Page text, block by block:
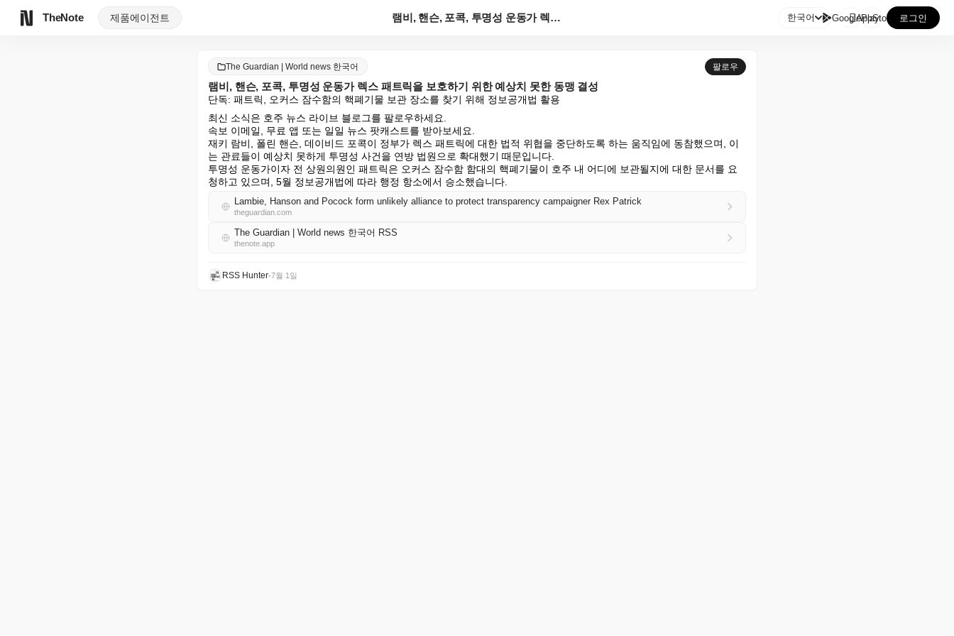
TheNote 제품에이전트 램비, 핸슨, 포콕, 투명성 운동가 렉스 패트릭을 보호... 한국어 GooglePlay
AppStore 로그인
The Guardian | World news 한국어 팔로우
램비, 핸슨, 포콕, 투명성 운동가 렉스 패트릭을 보호하기 위한 예상치 못한 동맹 결성
단독: 패트릭, 오커스 잠수함의 핵폐기물 보관 장소를 찾기 위해 정보공개법 활용
최신 소식은 호주 뉴스 라이브 블로그를 팔로우하세요.
속보 이메일, 무료 앱 또는 일일 뉴스 팟캐스트를 받아보세요.
재키 람비, 폴린 핸슨, 데이비드 포콕이 정부가 렉스 패트릭에 대한 법적 위협을 중단하도록 하는 움직임에 동참했으며, 이
는 관료들이 예상치 못하게 투명성 사건을 연방 법원으로 확대했기 때문입니다.
투명성 운동가이자 전 상원의원인 패트릭은 오커스 잠수함 함대의 핵폐기물이 호주 내 어디에 보관될지에 대한 문서를 요
청하고 있으며, 5월 정보공개법에 따라 행정 항소에서 승소했습니다.
Lambie, Hanson and Pocock form unlikely alliance to protect transparency campaigner Rex Patrick
theguardian.com
The Guardian | World news 한국어 RSS
thenote.app
RSS Hunter•7월 1일